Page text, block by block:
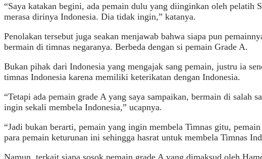
“Saya katakan begini, ada pemain dulu yang diinginkan oleh
merasa dirinya Indonesia. Dia tidak ingin,” katanya.
Penolakan tersebut juga seakan menjawab bahwa siapa pun
bermain di timnas negaranya. Berbeda dengan si pemain Grade A.
Bukan pihak dari Indonesia yang mengajak sang pemain, justru ia
timnas Indonesia karena memiliki keterikatan dengan Indonesia.
“Tetapi ada pemain grade A yang saya sampaikan, bermain di
ingin sekali membela Indonesia,” ucapnya.
“Jadi bukan berarti, pemain yang ingin membela Timnas gitu,
para pemain keturunan ini sehingga hasrat untuk membela Timnas
Namun, terkait siapa sosok pemain grade A yang dimaksud oleh